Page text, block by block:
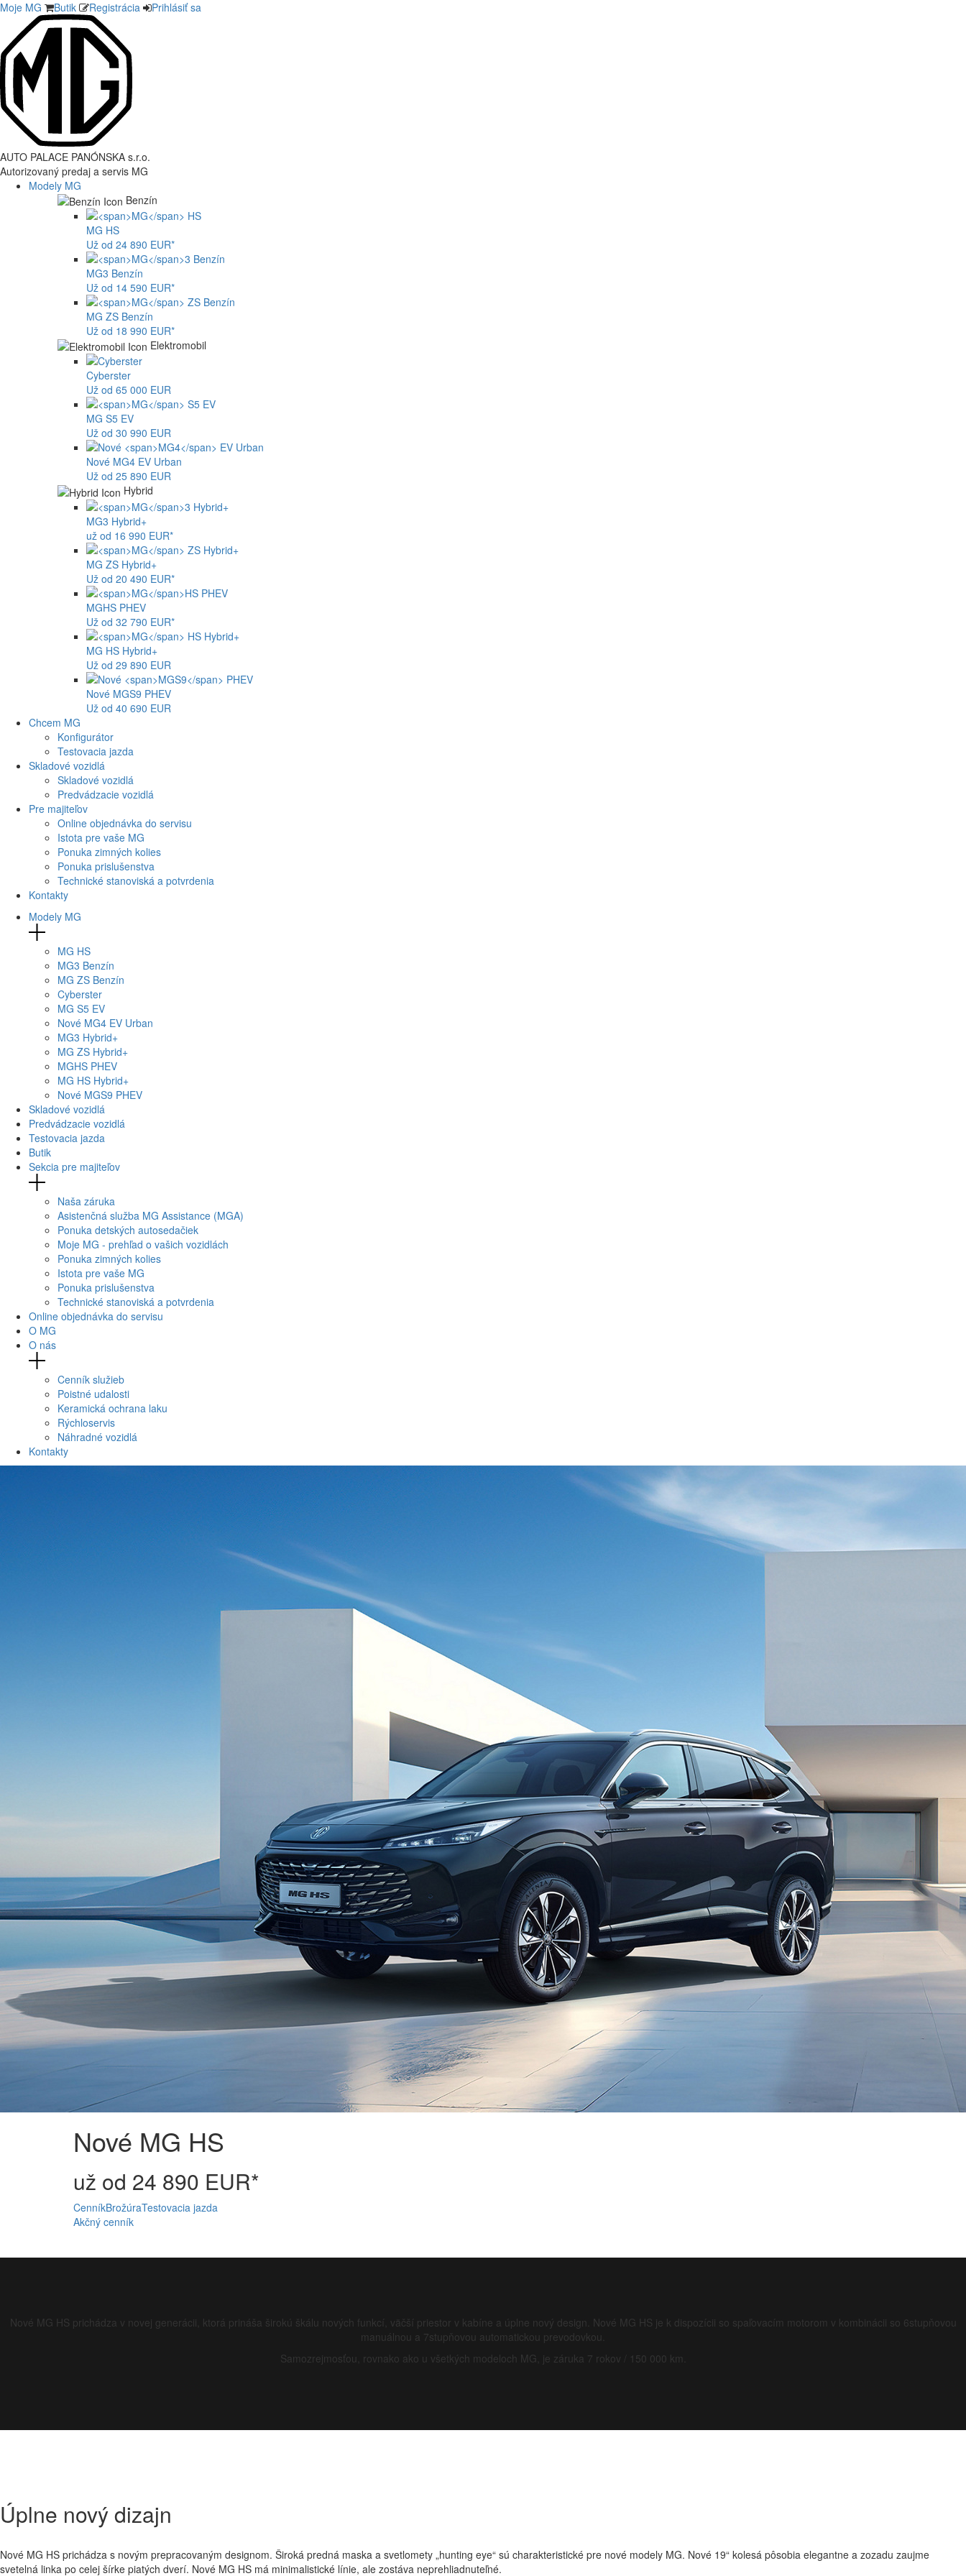
Moje MG Butik Registrácia Prihlásiť sa
AUTO PALACE PANÓNSKA s.r.o.
Autorizovaný predaj a servis MG
Modely MG
Benzín
MG HS
Už od 24 890 EUR*
MG3 Benzín
Už od 14 590 EUR*
MG ZS Benzín
Už od 18 990 EUR*
Elektromobil
Cyberster
Už od 65 000 EUR
MG S5 EV
Už od 30 990 EUR
Nové MG4 EV Urban
Už od 25 890 EUR
Hybrid
MG3 Hybrid+
už od 16 990 EUR*
MG ZS Hybrid+
Už od 20 490 EUR*
MGHS PHEV
Už od 32 790 EUR*
MG HS Hybrid+
Už od 29 890 EUR
Nové MGS9 PHEV
Už od 40 690 EUR
Chcem MG
Konfigurátor
Testovacia jazda
Skladové vozidlá
Skladové vozidlá
Predvádzacie vozidlá
Pre majiteľov
Online objednávka do servisu
Istota pre vaše MG
Ponuka zimných kolies
Ponuka prislušenstva
Technické stanoviská a potvrdenia
Kontakty
Modely MG
MG HS
MG3 Benzín
MG ZS Benzín
Cyberster
MG S5 EV
Nové MG4 EV Urban
MG3 Hybrid+
MG ZS Hybrid+
MGHS PHEV
MG HS Hybrid+
Nové MGS9 PHEV
Skladové vozidlá
Predvádzacie vozidlá
Testovacia jazda
Butik
Sekcia pre majiteľov
Naša záruka
Asistenčná služba MG Assistance (MGA)
Ponuka detských autosedačiek
Moje MG - prehľad o vašich vozidlách
Ponuka zimných kolies
Istota pre vaše MG
Ponuka prislušenstva
Technické stanoviská a potvrdenia
Online objednávka do servisu
O MG
O nás
Cenník služieb
Poistné udalosti
Keramická ochrana laku
Rýchloservis
Náhradné vozidlá
Kontakty
Nové MG HS
už od 24 890 EUR*
CenníkBrožúraTestovacia jazda
Akčný cenník
Nové MG HS prichádza v novej generácii, ktorá prináša širokú škálu nových funkcí, väčší priestor v kabíne a úplne nový design. Nové MG HS je k dispozícii so spaľovacím motorom v kombinácii so 6stupňovou
manuálnou a 7stupňovou automatickou prevodovkou.
Samozrejmosťou, rovnako ako u všetkých modeloch MG, je záruka 7 rokov / 150 000 km.
Úplne novýdizajn
Nové MG HS prichádza s novým prepracovaným designom. Široká predná maska a svetlomety „hunting eye“ sú charakteristické pre nové modely MG. Nové 19“ kolesá pôsobia elegantne a zozadu zaujme
svetelná linka po celej šírke piatých dverí. Nové MG HS má minimalistické línie, ale zostáva neprehliadnuteľné.